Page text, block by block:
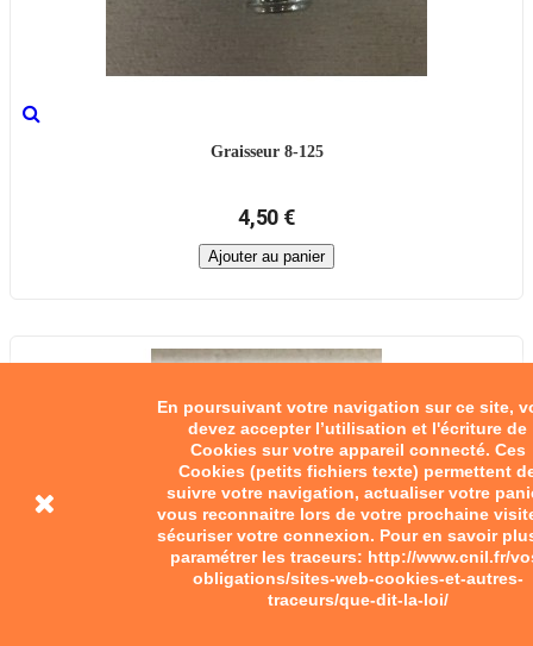
En poursuivant votre navigation sur ce site,
devez accepter l’utilisation et l'écriture de
Cookies sur votre appareil connecté. Ces
Cookies (petits fichiers texte) permettent
suivre votre navigation, actualiser votre
vous reconnaitre lors de votre prochaine
sécuriser votre connexion. Pour en savoir
paramétrer les traceurs: http://www.cnil.fr/
obligations/sites-web-cookies-et-autres-
traceurs/que-dit-la-loi/
Graisseur 8-125
4,50 €
Ajouter au panier